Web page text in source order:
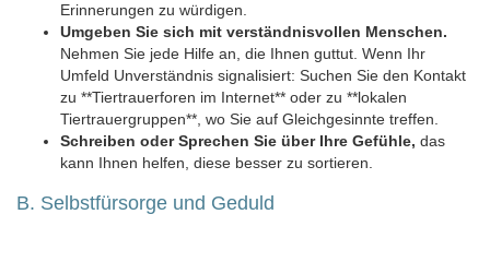
Erinnerungen zu würdigen.
Umgeben Sie sich mit verständnisvollen Menschen.
Nehmen Sie jede Hilfe an, die Ihnen guttut. Wenn Ihr
Umfeld Unverständnis signalisiert: Suchen Sie den Kontakt
zu **Tiertrauerforen im Internet** oder zu **lokalen
Tiertrauergruppen**, wo Sie auf Gleichgesinnte treffen.
Schreiben oder Sprechen Sie über Ihre Gefühle, das
kann Ihnen helfen, diese besser zu sortieren.
B. Selbstfürsorge und Geduld